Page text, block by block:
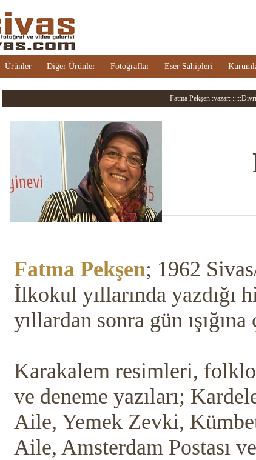
Ürünler Diğer Ürünler Fotoğraflar Eser Sahipleri
Fatma Pekşen :yazar:
Fatma Pekşen; 1962
İlkokul yıllarında yazdığı
yıllardan sonra gün ışığına
Karakalem resimleri,
ve deneme yazıları;
Aile, Yemek Zevki,
Aile, Amsterdam Postası